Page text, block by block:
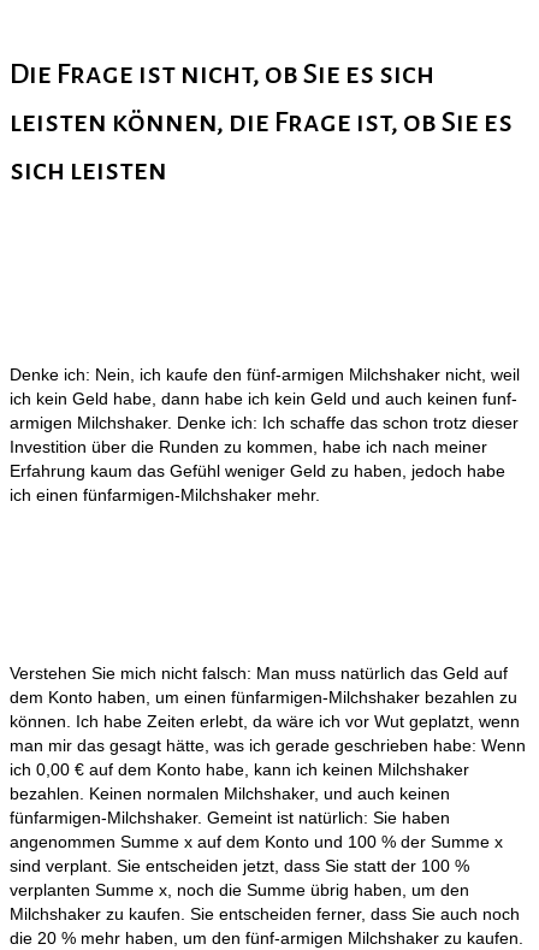
Die Frage ist nicht, ob Sie es sich
leisten können, die Frage ist, ob Sie es
sich leisten
Denke ich: Nein, ich kaufe den fünf-armigen Milchshaker nicht, weil
ich kein Geld habe, dann habe ich kein Geld und auch keinen funf-
armigen Milchshaker. Denke ich: Ich schaffe das schon trotz dieser
Investition über die Runden zu kommen, habe ich nach meiner
Erfahrung kaum das Gefühl weniger Geld zu haben, jedoch habe
ich einen fünfarmigen-Milchshaker mehr.
Verstehen Sie mich nicht falsch: Man muss natürlich das Geld auf
dem Konto haben, um einen fünfarmigen-Milchshaker bezahlen zu
können. Ich habe Zeiten erlebt, da wäre ich vor Wut geplatzt, wenn
man mir das gesagt hätte, was ich gerade geschrieben habe: Wenn
ich 0,00 € auf dem Konto habe, kann ich keinen Milchshaker
bezahlen. Keinen normalen Milchshaker, und auch keinen
fünfarmigen-Milchshaker. Gemeint ist natürlich: Sie haben
angenommen Summe x auf dem Konto und 100 % der Summe x
sind verplant. Sie entscheiden jetzt, dass Sie statt der 100 %
verplanten Summe x, noch die Summe übrig haben, um den
Milchshaker zu kaufen. Sie entscheiden ferner, dass Sie auch noch
die 20 % mehr haben, um den fünf-armigen Milchshaker zu kaufen.